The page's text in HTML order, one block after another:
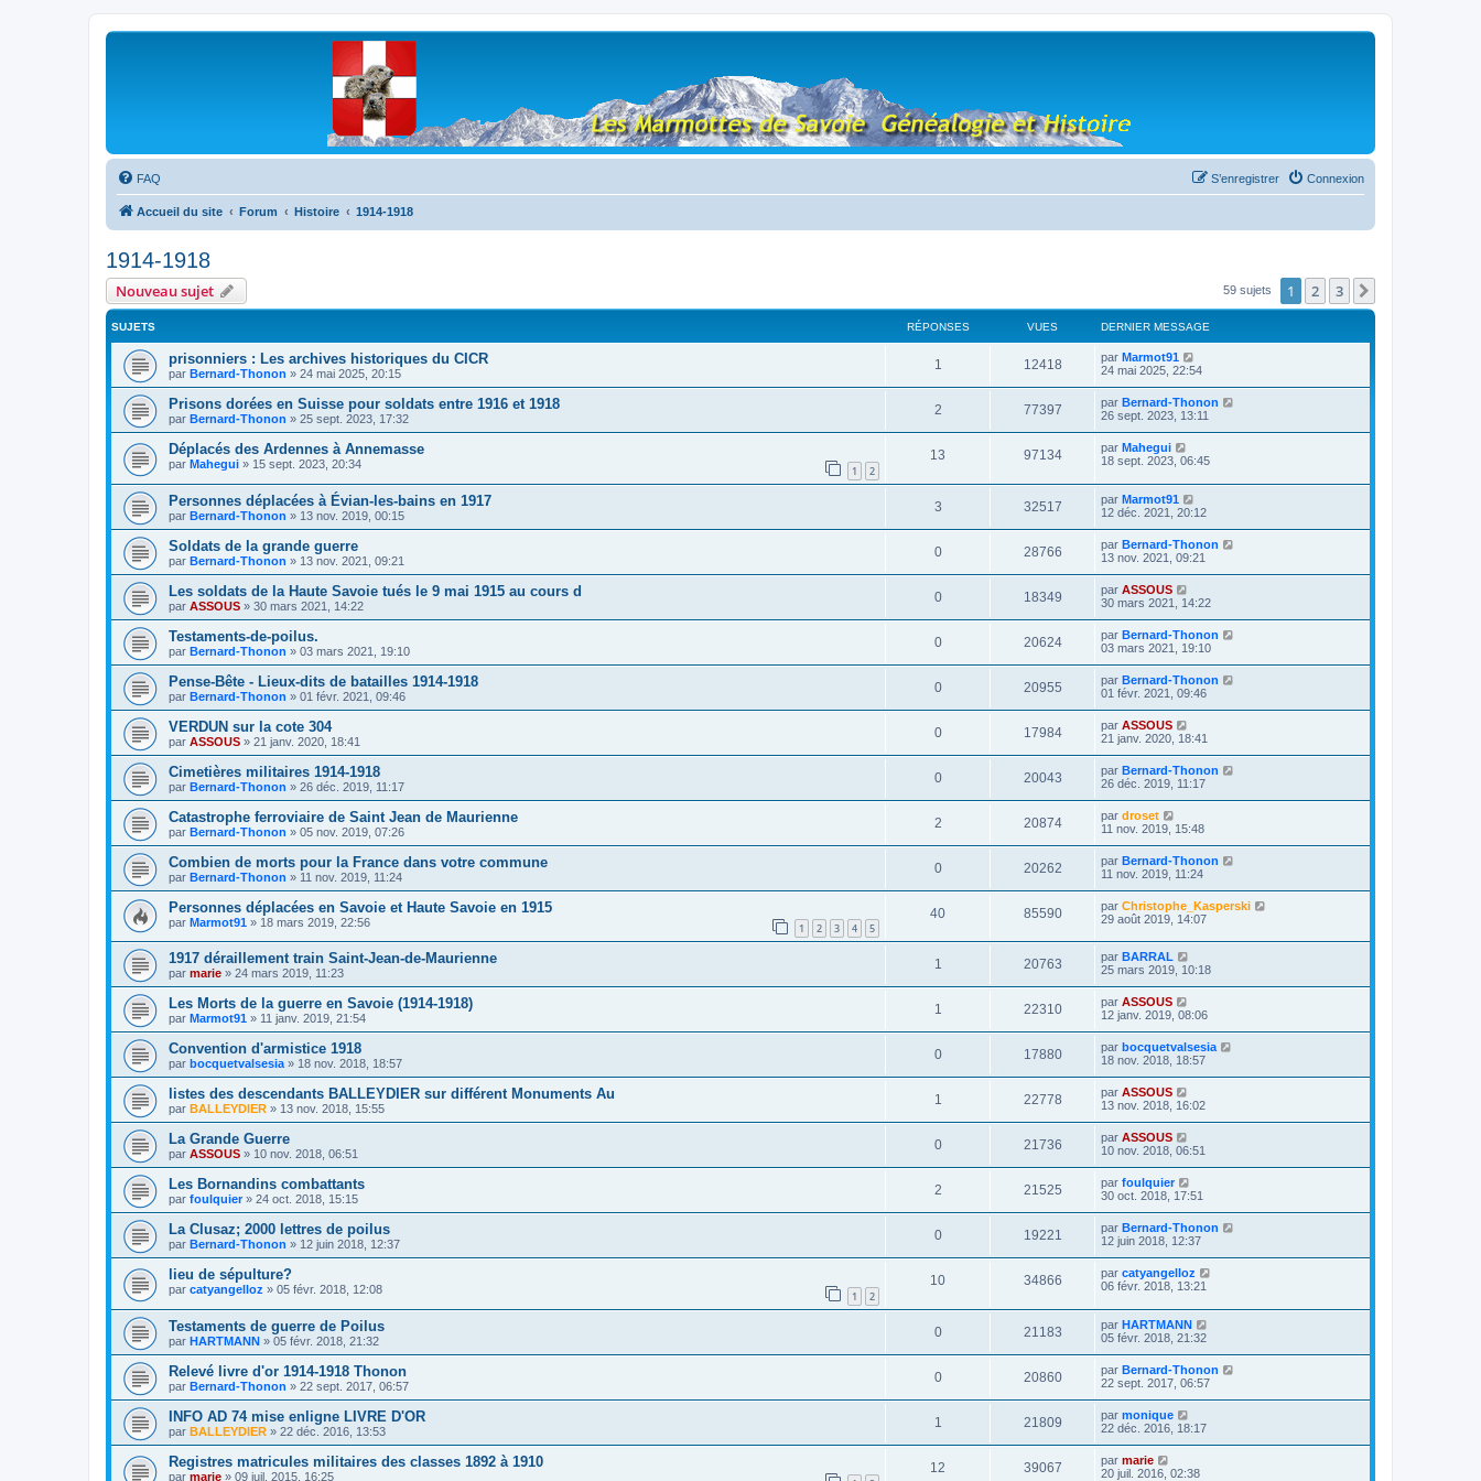
Les Marmottes de Savoie
FAQ Connexion
S’enregistrer
Accueil du site Forum Histoire 1914-1918
1914-1918
Nouveau sujet 59 sujets 1 2 3
SUJETS RÉPONSES VUES DERNIER MESSAGE
prisonniers : Les archives historiques du CICR
par Bernard-Thonon » 24 mai 2025, 20:15
1 12418 par Marmot91
24 mai 2025, 22:54
Prisons dorées en Suisse pour soldats entre 1916 et 1918
par Bernard-Thonon » 25 sept. 2023, 17:32
2 77397 par Bernard-Thonon
26 sept. 2023, 13:11
Déplacés des Ardennes à Annemasse
par Mahegui » 15 sept. 2023, 20:34 1 2
13 97134 par Mahegui
18 sept. 2023, 06:45
Personnes déplacées à Évian-les-bains en 1917
par Bernard-Thonon » 13 nov. 2019, 00:15
3 32517 par Marmot91
12 déc. 2021, 20:12
Soldats de la grande guerre
par Bernard-Thonon » 13 nov. 2021, 09:21
0 28766 par Bernard-Thonon
13 nov. 2021, 09:21
Les soldats de la Haute Savoie tués le 9 mai 1915 au cours d
par ASSOUS » 30 mars 2021, 14:22
0 18349 par ASSOUS
30 mars 2021, 14:22
Testaments-de-poilus.
par Bernard-Thonon » 03 mars 2021, 19:10
0 20624 par Bernard-Thonon
03 mars 2021, 19:10
Pense-Bête - Lieux-dits de batailles 1914-1918
par Bernard-Thonon » 01 févr. 2021, 09:46
0 20955 par Bernard-Thonon
01 févr. 2021, 09:46
VERDUN sur la cote 304
par ASSOUS » 21 janv. 2020, 18:41
0 17984 par ASSOUS
21 janv. 2020, 18:41
Cimetières militaires 1914-1918
par Bernard-Thonon » 26 déc. 2019, 11:17
0 20043 par Bernard-Thonon
26 déc. 2019, 11:17
Catastrophe ferroviaire de Saint Jean de Maurienne
par Bernard-Thonon » 05 nov. 2019, 07:26
2 20874 par droset
11 nov. 2019, 15:48
Combien de morts pour la France dans votre commune
par Bernard-Thonon » 11 nov. 2019, 11:24
0 20262 par Bernard-Thonon
11 nov. 2019, 11:24
Personnes déplacées en Savoie et Haute Savoie en 1915
par Marmot91 » 18 mars 2019, 22:56 1 2 3 4 5
40 85590 par Christophe_Kasperski
29 août 2019, 14:07
1917 déraillement train Saint-Jean-de-Maurienne
par marie » 24 mars 2019, 11:23
1 20763 par BARRAL
25 mars 2019, 10:18
Les Morts de la guerre en Savoie (1914-1918)
par Marmot91 » 11 janv. 2019, 21:54
1 22310 par ASSOUS
12 janv. 2019, 08:06
Convention d'armistice 1918
par bocquetvalsesia » 18 nov. 2018, 18:57
0 17880 par bocquetvalsesia
18 nov. 2018, 18:57
listes des descendants BALLEYDIER sur différent Monuments Au
par BALLEYDIER » 13 nov. 2018, 15:55
1 22778 par ASSOUS
13 nov. 2018, 16:02
La Grande Guerre
par ASSOUS » 10 nov. 2018, 06:51
0 21736 par ASSOUS
10 nov. 2018, 06:51
Les Bornandins combattants
par foulquier» 24 oct. 2018, 15:15
2 21525 par foulquier
30 oct. 2018, 17:51
La Clusaz; 2000 lettres de poilus
par Bernard-Thonon » 12 juin 2018, 12:37
0 19221 par Bernard-Thonon
12 juin 2018, 12:37
lieu de sépulture?
par catyangelloz » 05 févr. 2018, 12:08 1 2
10 34866 par catyangelloz
06 févr. 2018, 13:21
Testaments de guerre de Poilus
par HARTMANN » 05 févr. 2018, 21:32
0 21183 par HARTMANN
05 févr. 2018, 21:32
Relevé livre d'or 1914-1918 Thonon
par Bernard-Thonon » 22 sept. 2017, 06:57
0 20860 par Bernard-Thonon
22 sept. 2017, 06:57
INFO AD 74 mise enligne LIVRE D'OR
par BALLEYDIER » 22 déc. 2016, 13:53
1 21809 par monique
22 déc. 2016, 18:17
Registres matricules militaires des classes 1892 à 1910
par marie » 09 juil. 2015, 16:25
12 39067 par marie
20 juil. 2016, 02:38